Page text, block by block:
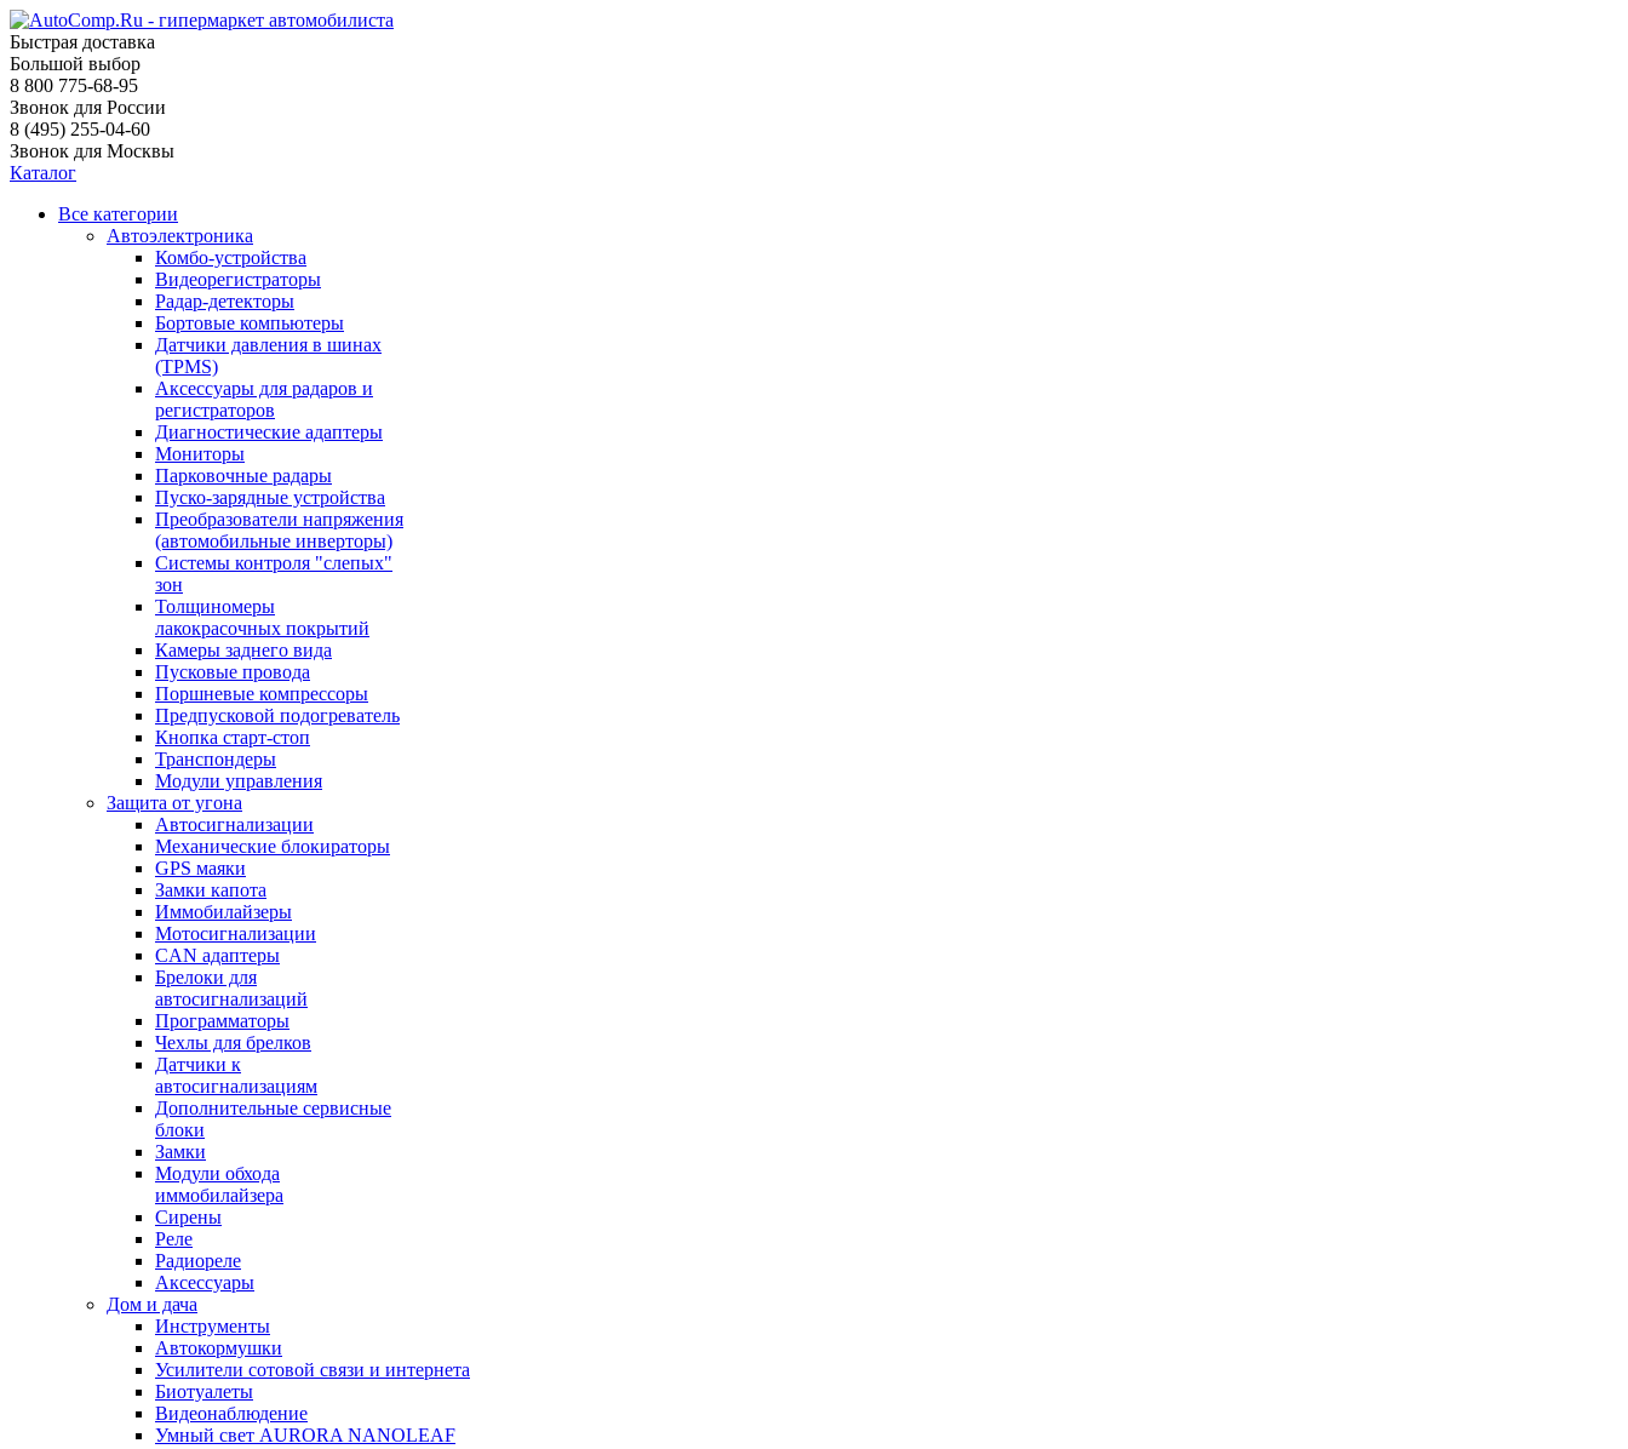
Быстрая доставка
Большой выбор
8 800 775-68-95
Звонок для России
8 (495) 255-04-60
Звонок для Москвы
Каталог
Все категории
Автоэлектроника
Комбо-устройства
Видеорегистраторы
Радар-детекторы
Бортовые компьютеры
Датчики давления в шинах
(TPMS)
Аксессуары для радаров и
регистраторов
Диагностические адаптеры
Мониторы
Парковочные радары
Пуско-зарядные устройства
Преобразователи напряжения
(автомобильные инверторы)
Системы контроля "слепых"
зон
Толщиномеры
лакокрасочных покрытий
Камеры заднего вида
Пусковые провода
Поршневые компрессоры
Предпусковой подогреватель
Кнопка старт-стоп
Транспондеры
Модули управления
Защита от угона
Автосигнализации
Механические блoкираторы
GPS маяки
Замки капота
Иммобилайзеры
Мотосигнализации
CAN адаптеры
Брелоки для
автосигнализаций
Программаторы
Чехлы для брелков
Датчики к
автосигнализациям
Дополнительные сервисные
блоки
Замки
Модули обхода
иммобилайзера
Сирены
Реле
Радиореле
Аксессуары
Дом и дача
Инструменты
Автокормушки
Усилители сотовой связи и интернета
Биотуалеты
Видеонаблюдение
Умный свет AURORA NANOLEAF